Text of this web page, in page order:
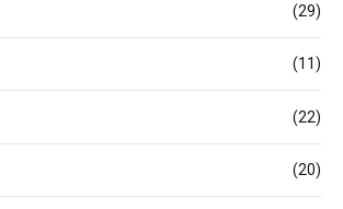
(29)
(11)
(22)
(20)